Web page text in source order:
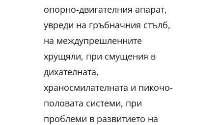
опорно-двигателния апарат,
увреди на гръбначния стълб,
на междупрешленните
хрущяли, при смущения в
дихателната,
храносмилателната и пикочо-
половата системи, при
проблеми в развитието на